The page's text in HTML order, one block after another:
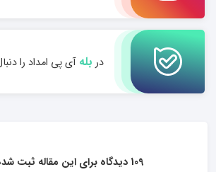
در بلهآی پی امداد را
109 دیدگاه برای این مقاله ثبت شده است